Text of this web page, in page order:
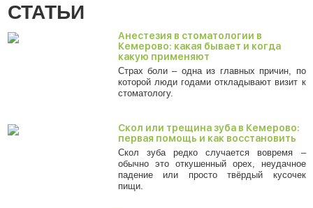
СТАТЬИ
Анестезия в стоматологии в
Кемерово: какая бывает и когда
какую применяют
Страх боли – одна из главных причин, по
которой люди годами откладывают визит к
стоматологу.
Скол или трещина зуба в Кемерово:
первая помощь и как восстановить
Скол зуба редко случается вовремя –
обычно это откушенный орех, неудачное
падение или просто твёрдый кусочек
пищи.